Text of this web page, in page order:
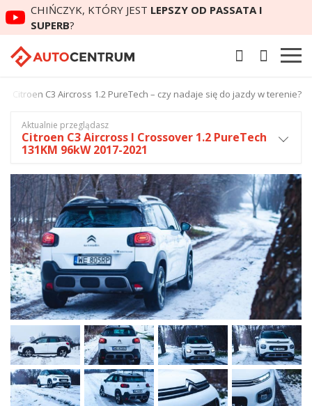
CHIŃCZYK, KTÓRY JEST LEPSZY OD PASSATA I
SUPERB?
Citroen C3 Aircross 1.2 PureTech – czy nadaje się do jazdy w terenie?
Aktualnie przeglądasz
Citroen C3 Aircross I Crossover 1.2 PureTech
131KM 96kW 2017-2021